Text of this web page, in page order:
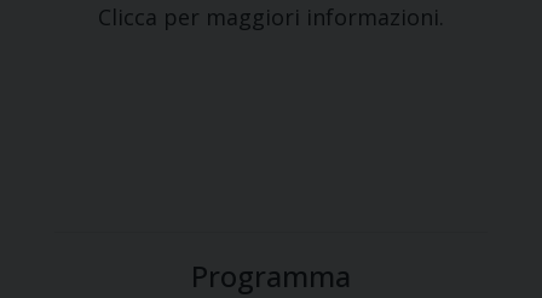
Clicca per maggiori informazioni.
Programma